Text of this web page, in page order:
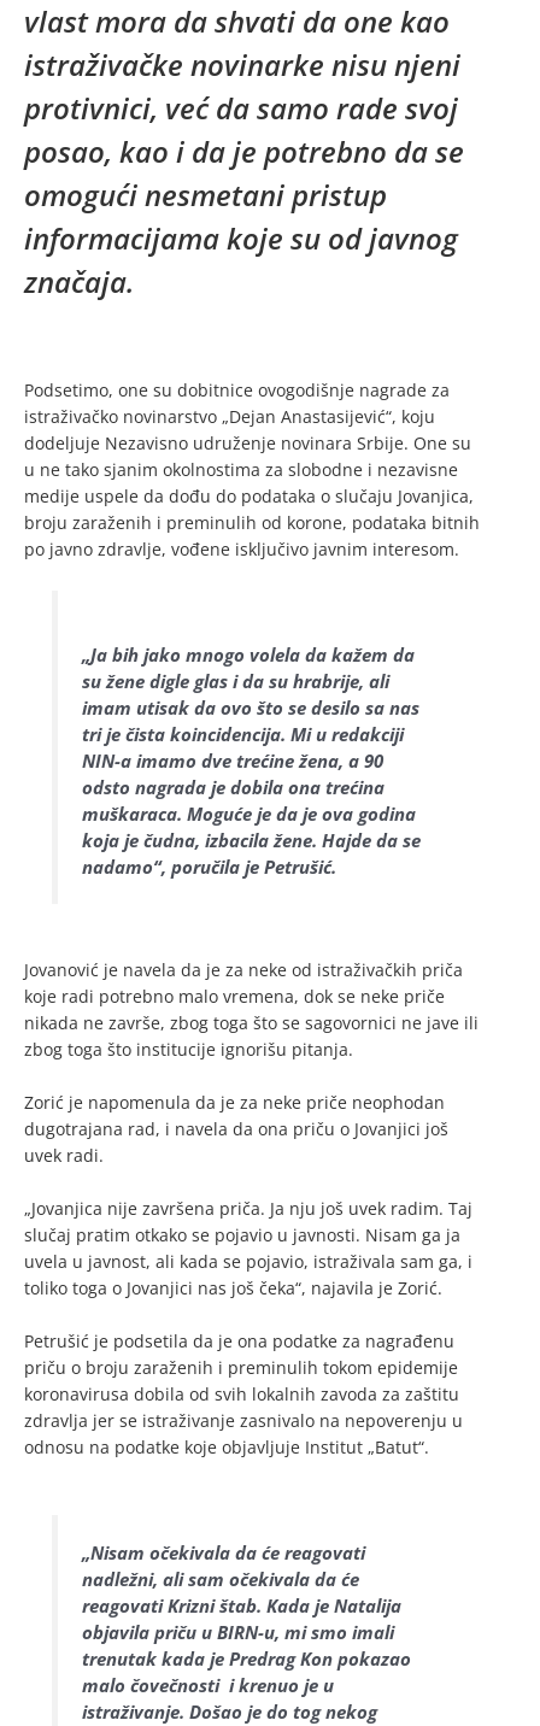
vlast mora da shvati da one kao
istraživačke novinarke nisu njeni
protivnici, već da samo rade svoj
posao, kao i da je potrebno da se
omogući nesmetani pristup
informacijama koje su od javnog
značaja.
Podsetimo, one su dobitnice ovogodišnje nagrade za
istraživačko novinarstvo „Dejan Anastasijević“, koju
dodeljuje Nezavisno udruženje novinara Srbije. One su
u ne tako sjanim okolnostima za slobodne i nezavisne
medije uspele da dođu do podataka o slučaju Jovanjica,
broju zaraženih i preminulih od korone, podataka bitnih
po javno zdravlje, vođene isključivo javnim interesom.
„Ja bih jako mnogo volela da kažem da
su žene digle glas i da su hrabrije, ali
imam utisak da ovo što se desilo sa nas
tri je čista koincidencija. Mi u redakciji
NIN-a imamo dve trećine žena, a 90
odsto nagrada je dobila ona trećina
muškaraca. Moguće je da je ova godina
koja je čudna, izbacila žene. Hajde da se
nadamo“, poručila je Petrušić.
Jovanović je navela da je za neke od istraživačkih priča
koje radi potrebno malo vremena, dok se neke priče
nikada ne završe, zbog toga što se sagovornici ne jave ili
zbog toga što institucije ignorišu pitanja.
Zorić je napomenula da je za neke priče neophodan
dugotrajana rad, i navela da ona priču o Jovanjici još
uvek radi.
„Jovanjica nije završena priča. Ja nju još uvek radim. Taj
slučaj pratim otkako se pojavio u javnosti. Nisam ga ja
uvela u javnost, ali kada se pojavio, istraživala sam ga, i
toliko toga o Jovanjici nas još čeka“, najavila je Zorić.
Petrušić je podsetila da je ona podatke za nagrađenu
priču o broju zaraženih i preminulih tokom epidemije
koronavirusa dobila od svih lokalnih zavoda za zaštitu
zdravlja jer se istraživanje zasnivalo na nepoverenju u
odnosu na podatke koje objavljuje Institut „Batut“.
„Nisam očekivala da će reagovati
nadležni, ali sam očekivala da će
reagovati Krizni štab. Kada je Natalija
objavila priču u BIRN-u, mi smo imali
trenutak kada je Predrag Kon pokazao
malo čovečnosti i krenuo je u
istraživanje. Došao je do tog nekog